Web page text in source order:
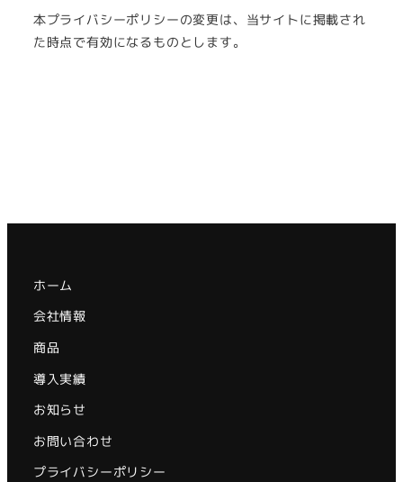
本プライバシーポリシーの変更は、当サイトに掲載され
た時点で有効になるものとします。
ホーム
会社情報
商品
導入実績
お知らせ
お問い合わせ
プライバシーポリシー